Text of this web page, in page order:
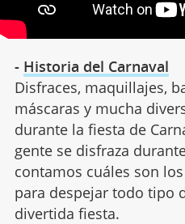
- Historia del Carnaval
Disfraces, maquillajes,
máscaras y mucha
durante la fiesta de
gente se disfraza
contamos cuáles son
para despejar todo tipo
divertida fiesta.